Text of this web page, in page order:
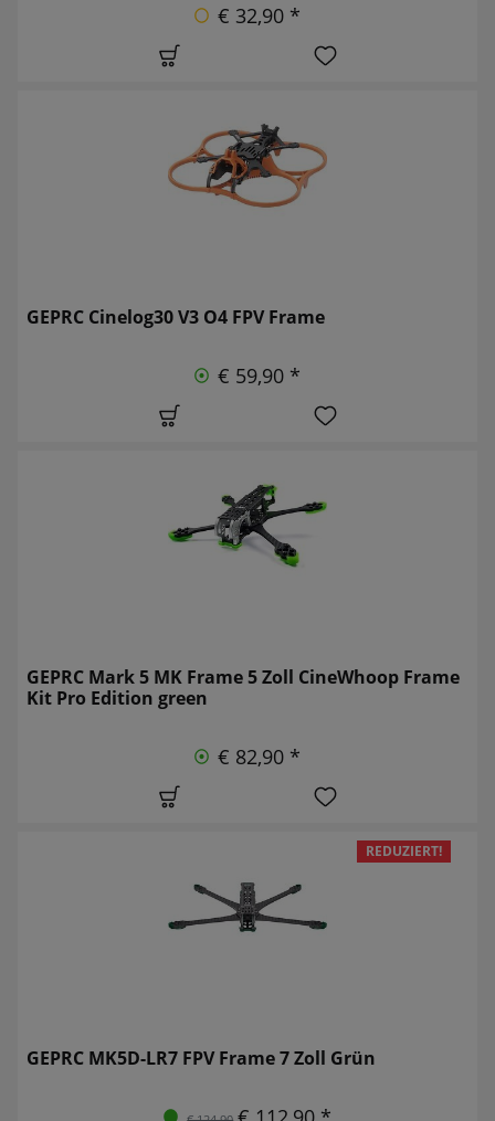
€ 32,90 *
GEPRC Cinelog30 V3 O4 FPV Frame
€ 59,90 *
GEPRC Mark 5 MK Frame 5 Zoll CineWhoop Frame
Kit Pro Edition green
€ 82,90 *
REDUZIERT!
GEPRC MK5D-LR7 FPV Frame 7 Zoll Grün